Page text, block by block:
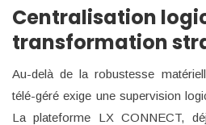
Centralisation
transformation
Au-delà de la robustesse
télé-géré exige une supervision
La plateforme LX CONNECT,